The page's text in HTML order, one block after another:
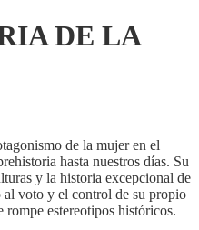
DE LA
de la mujer en el
hasta nuestros días. Su
y la historia excepcional de
al voto y el control de su propio
estereotipos históricos.